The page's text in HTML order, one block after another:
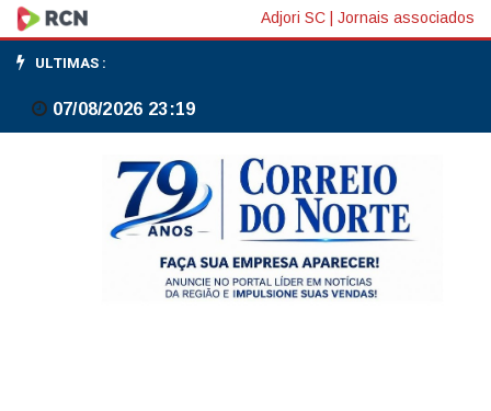
Trump
anuncia
cessar-
Adjori SC Jornais associados
ULTIMAS :
07/08/2026 23:19